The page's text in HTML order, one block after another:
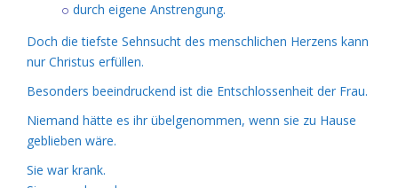
durch eigene Anstrengung.
Doch die tiefste Sehnsucht des menschlichen Herzens kann
nur Christus erfüllen.
Besonders beeindruckend ist die Entschlossenheit der Frau.
Niemand hätte es ihr übelgenommen, wenn sie zu Hause
geblieben wäre.
Sie war krank.